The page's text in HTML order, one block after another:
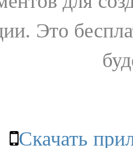
Это
Скачать